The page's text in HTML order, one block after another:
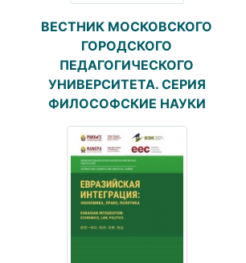
ВЕСТНИК МОСКОВСКОГО
ГОРОДСКОГО
ПЕДАГОГИЧЕСКОГО
УНИВЕРСИТЕТА. СЕРИЯ
ФИЛОСОФСКИЕ НАУКИ